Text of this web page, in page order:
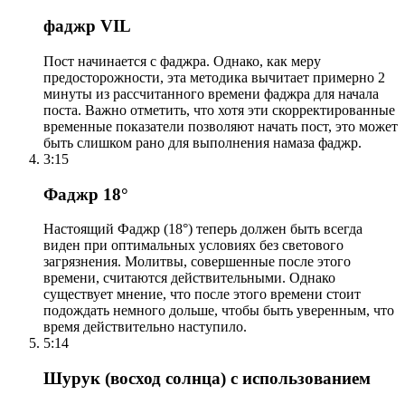
фаджр VIL
Пост начинается с фаджра. Однако, как меру
предосторожности, эта методика вычитает примерно 2
минуты из рассчитанного времени фаджра для начала
поста. Важно отметить, что хотя эти скорректированные
временные показатели позволяют начать пост, это может
быть слишком рано для выполнения намаза фаджр.
3:15
Фаджр 18°
Настоящий Фаджр (18°) теперь должен быть всегда
виден при оптимальных условиях без светового
загрязнения. Молитвы, совершенные после этого
времени, считаются действительными. Однако
существует мнение, что после этого времени стоит
подождать немного дольше, чтобы быть уверенным, что
время действительно наступило.
5:14
Шурук (восход солнца) с использованием